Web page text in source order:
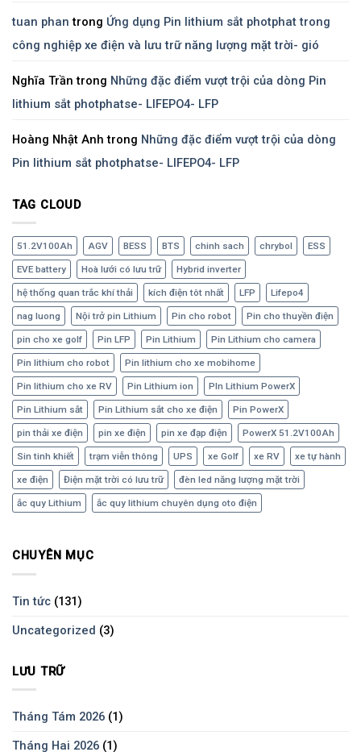
tuan phan trong Ứng dụng Pin lithium sắt photphat trong
công nghiệp xe điện và lưu trữ năng lượng mặt trời- gió
Nghĩa Trần trong Những đặc điểm vượt trội của dòng Pin
lithium sắt photphatse- LIFEPO4- LFP
Hoàng Nhật Anh trong Những đặc điểm vượt trội của dòng
Pin lithium sắt photphatse- LIFEPO4- LFP
TAG CLOUD
51.2V100Ah AGV BESS BTS chinh sach chrybol ESS
EVE battery Hoà lưới có lưu trữ Hybrid inverter
hệ thống quan trắc khí thải kích điện tôt nhất LFP Lifepo4
nag luong Nội trở pin Lithium Pin cho robot Pin cho thuyền điện
pin cho xe golf Pin LFP Pin Lithium Pin Lithium cho camera
Pin lithium cho robot Pin lithium cho xe mobihome
Pin lithium cho xe RV Pin Lithium ion PIn Lithium PowerX
Pin Lithium sắt Pin Lithium sắt cho xe điện Pin PowerX
pin thải xe điện pin xe điện pin xe đạp điện PowerX 51.2V100Ah
Sin tinh khiết trạm viễn thông UPS xe Golf xe RV xe tự hành
xe điện Điện mặt trời có lưu trữ đèn led năng lượng mặt trời
ắc quy Lithium ắc quy lithium chuyên dụng oto điện
CHUYÊN MỤC
Tin tức (131)
Uncategorized (3)
LƯU TRỮ
Tháng Tám 2026 (1)
Tháng Hai 2026 (1)